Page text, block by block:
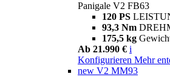
Panigale V2 FB63
120 PS
93,3 Nm
175,5 kg
Ab 21.990 € i
Konfigurieren Mehr
new V2 MM93